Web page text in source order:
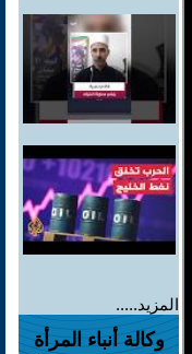
المزيد.....
وكالة أنباء المرأة